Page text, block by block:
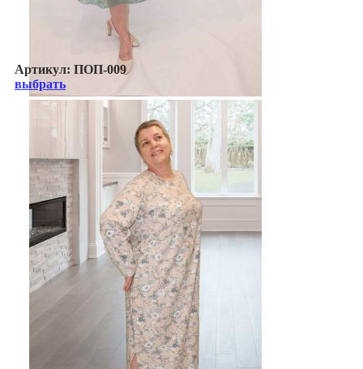
Артикул: ПОП-009
выбрать